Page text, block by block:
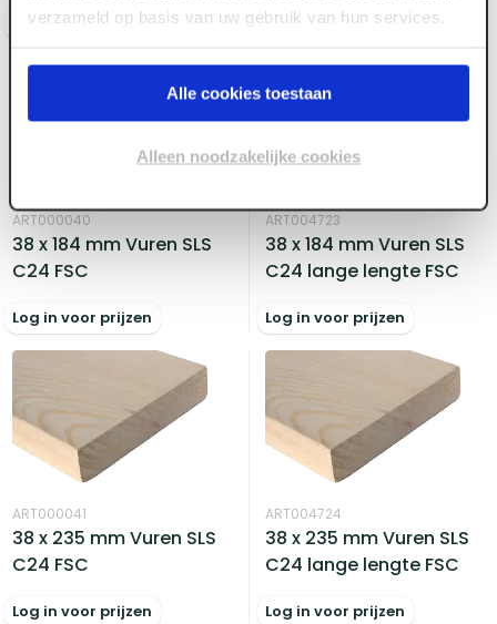
verzameld op basis van uw gebruik van hun services.
Alle cookies toestaan
Alleen noodzakelijke cookies
Log in voor prijzen Log in voor prijzen
ART000040
38 x 184 mm Vuren SLS
C24 FSC
Log in voor prijzen
ART004723
38 x 184 mm Vuren SLS
C24 lange lengte FSC
Log in voor prijzen
ART000041
38 x 235 mm Vuren SLS
C24 FSC
Log in voor prijzen
ART004724
38 x 235 mm Vuren SLS
C24 lange lengte FSC
Log in voor prijzen